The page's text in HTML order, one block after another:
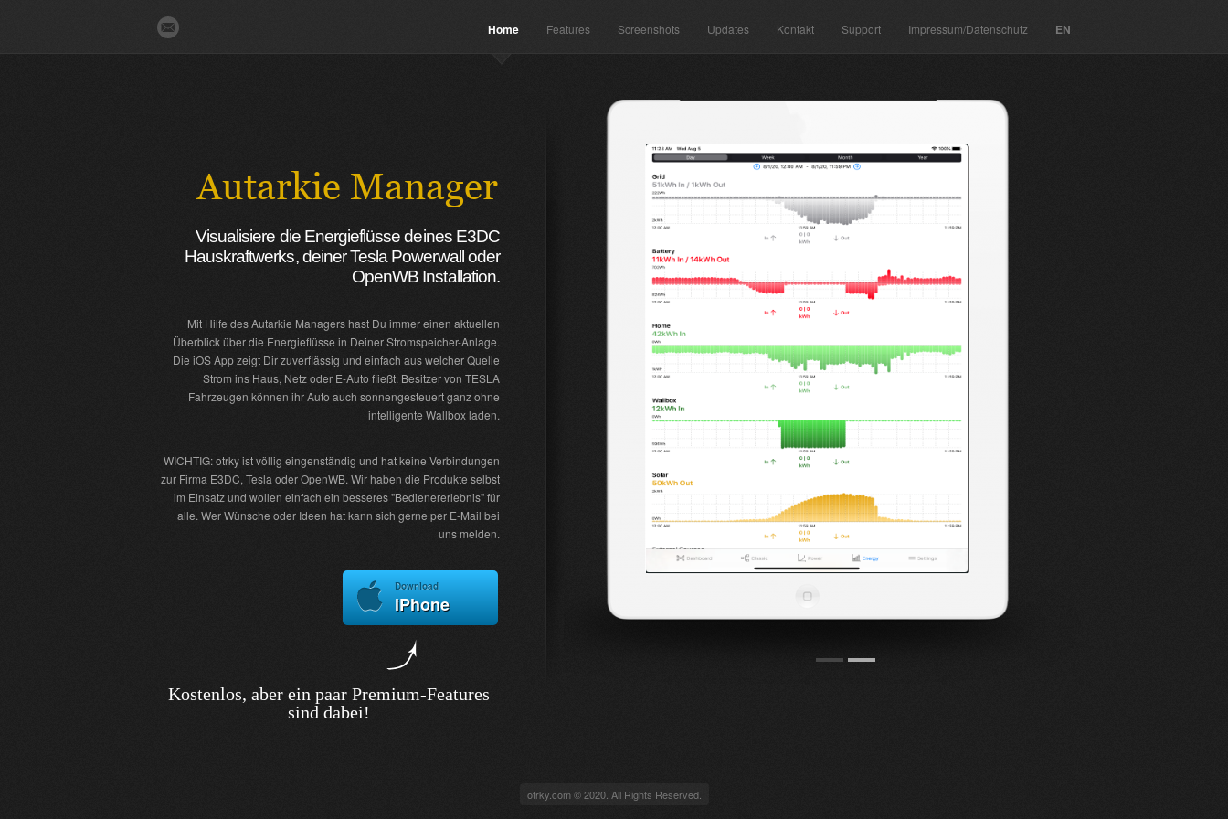
Home Features Screenshots Updates Kontakt Support Impressum/Datenschutz EN
Visualisiere die Energieflüsse deines E3DC
Hauskraftwerks, deiner Tesla Powerwall oder
OpenWB Installation.
Mit Hilfe des Autarkie Managers hast Du immer einen aktuellen
Überblick über die Energieflüsse in Deiner Stromspeicher-Anlage.
Die iOS App zeigt Dir zuverflässig und einfach aus welcher Quelle
Strom ins Haus, Netz oder E-Auto fließt. Besitzer von TESLA
Fahrzeugen können ihr Auto auch sonnengesteuert ganz ohne
intelligente Wallbox laden.
WICHTIG: otrky ist völlig eingenständig und hat keine Verbindungen
zur Firma E3DC, Tesla oder OpenWB. Wir haben die Produkte selbst
im Einsatz und wollen einfach ein besseres "Bedienererlebnis" für
alle. Wer Wünsche oder Ideen hat kann sich gerne per E-Mail bei
uns melden.
Download
iPhone
Kostenlos, aber ein paar Premium-Features
sind dabei!
otrky.com © 2020. All Rights Reserved.